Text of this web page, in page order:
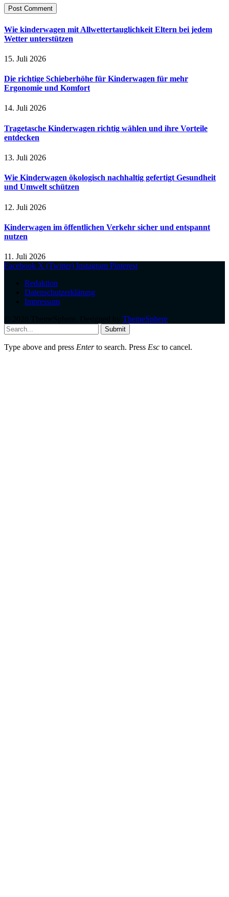
Wie kinderwagen mit Allwettertauglichkeit Eltern bei jedem
Wetter unterstützen
15. Juli 2026
Die richtige Schieberhöhe für Kinderwagen für mehr
Ergonomie und Komfort
14. Juli 2026
Tragetasche Kinderwagen richtig wählen und ihre Vorteile
entdecken
13. Juli 2026
Wie Kinderwagen ökologisch nachhaltig gefertigt Gesundheit
und Umwelt schützen
12. Juli 2026
Kinderwagen im öffentlichen Verkehr sicher und entspannt
nutzen
11. Juli 2026
Facebook X (Twitter) Instagram Pinterest
Redaktion
Datenschutzerklärung
Impressum
ThemeSphere
Submit
Type above and press Enterto search. Press Esc to cancel.